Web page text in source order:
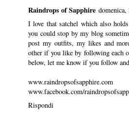
Raindrops of Sapphire domenica,
I love that satchel which also
you could stop by my blog
post my outfits, my likes and
other if you like by following each
below, let me know if you follow
www.raindropsofsapphire.com
www.facebook.com/
Rispondi